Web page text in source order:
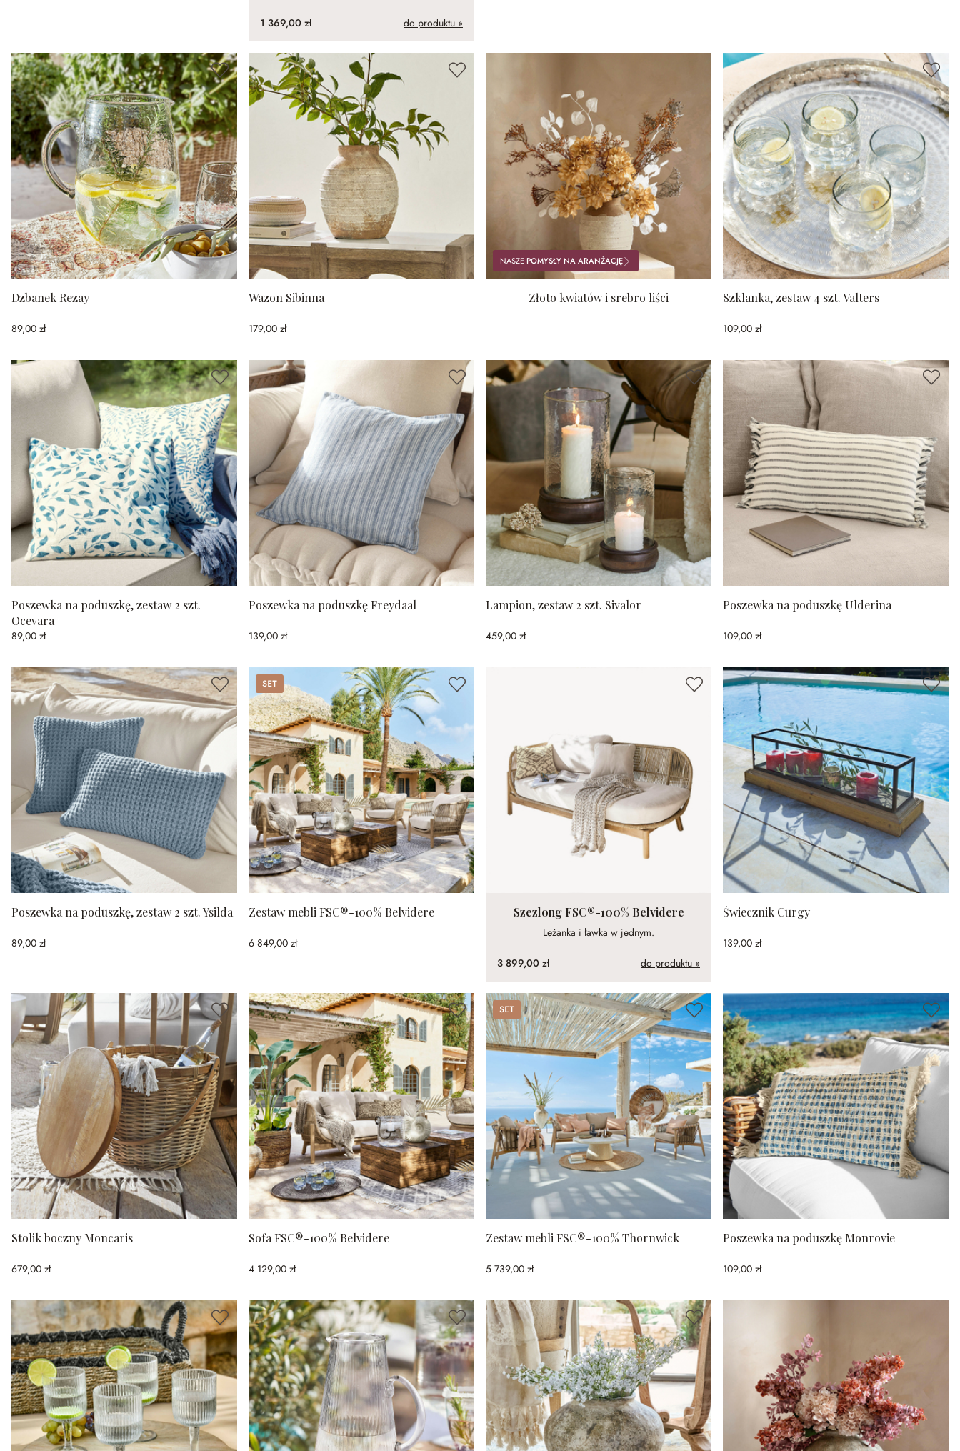
1 369,00 zł do produktu »
Dzbanek Rezay
89,00 zł
Wazon Sibinna
179,00 zł
NASZEPOMYSŁY NA ARANŻACJĘ
Złoto kwiatów i srebro liści Szklanka, zestaw 4 szt. Valters
109,00 zł
Poszewka na poduszkę, zestaw 2 szt.
Ocevara
89,00 zł
Poszewka na poduszkę Freydaal
139,00 zł
Lampion, zestaw 2 szt. Sivalor
459,00 zł
Poszewka na poduszkę Ulderina
109,00 zł
Poszewka na poduszkę, zestaw 2 szt. Ysilda
89,00 zł
Set
Zestaw mebli FSC®-100% Belvidere
6 849,00 zł
Szezlong FSC®-100% Belvidere
Leżanka i ławka w jednym.
3 899,00 zł do produktu »
Świecznik Curgy
139,00 zł
Stolik boczny Moncaris
679,00 zł
Sofa FSC®-100% Belvidere
4 129,00 zł
Set
Zestaw mebli FSC®-100% Thornwick
5 739,00 zł
Poszewka na poduszkę Monrovie
109,00 zł